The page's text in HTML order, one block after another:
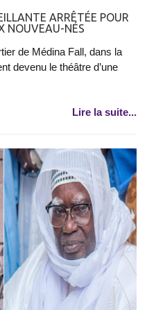
ARRÊTÉE POUR
NOUVEAU-NÉS
de Médina Fall, dans la
devenu le théâtre d’une
Lire la suite...